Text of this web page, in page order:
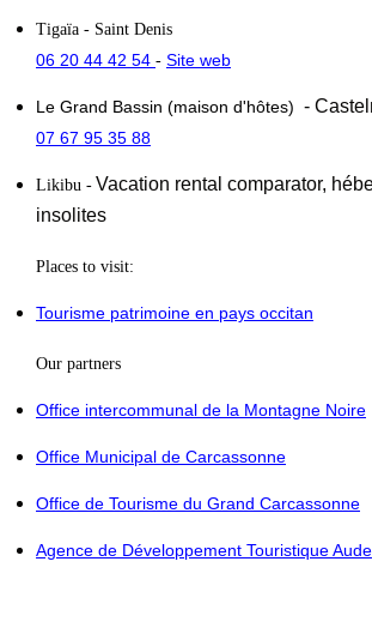
Tigaïa - Saint Denis
06 20 44 42 54 - Site web
Le Grand Bassin (maison d'hôtes) -
07 67 95 35 88
Likibu - Vacation rental comparator,
insolites
Places to visit:
Tourisme patrimoine en pays occitan
Our partners
Office intercommunal de la Montagne Noire
Office Municipal de Carcassonne
Office de Tourisme du Grand Carcassonne
Agence de Développement Touristique Aude